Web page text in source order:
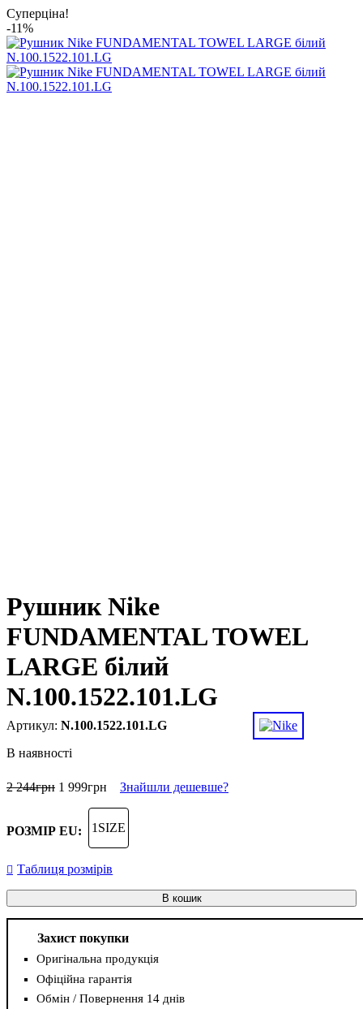
Суперціна!
-11%
Рушник Nike
FUNDAMENTAL TOWEL
LARGE білий
N.100.1522.101.LG
N.100.1522.101.LG
В наявності
2 244грн 1 999грн Знайшли дешевше?
РОЗМІР EU: 1SIZE
Таблиця розмірів
В кошик
Захист покупки
Оригінальна продукція
Офіційна гарантія
Обмін / Повернення 14 днів